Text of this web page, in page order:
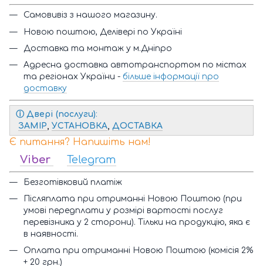
Самовивіз з нашого магазину.
Новою поштою, Делівері по Україні
Доставка та монтаж у м.Дніпро
Адресна доставка автотранспортом по містах
та регіонах України - більше інформації про
доставку
ⓘ Двері (послуги):
ЗАМІР УСТАНОВКА ДОСТАВКА
Є питання? Напишіть нам!
Viber Telegram
Безготівковий платіж
Післяплата при отриманні Новою Поштою (при
умові передплати у розмірі вартості послуг
перевізника у 2 сторони). Тільки на продукцію, яка є
в наявності.
Оплата при отриманні Новою Поштою (комісія 2%
+ 20 грн.)